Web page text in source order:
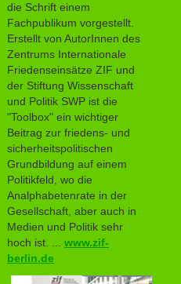
die Schrift einem
Fachpublikum vorgestellt.
Erstellt von AutorInnen des
Zentrums Internationale
Friedenseinsätze ZIF und
der Stiftung Wissenschaft
und Politik SWP ist die
"Toolbox" ein wichtiger
Beitrag zur friedens- und
sicherheitspolitischen
Grundbildung auf einem
Politikfeld, wo die
Analphabetenrate in der
Gesellschaft, aber auch in
Medien und Politik sehr
hoch ist. ... www.zif-
berlin.de